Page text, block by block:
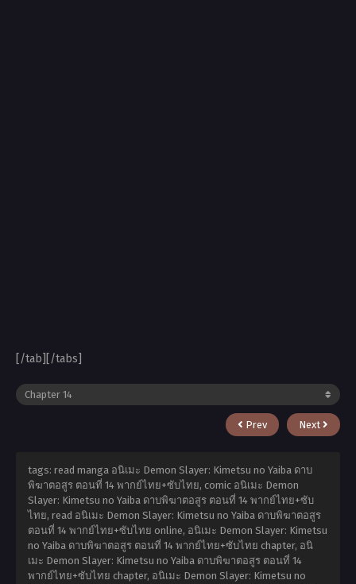
[/tab][/tabs]
Prev Next
tags: read manga อนิเมะ Demon Slayer: Kimetsu no Yaiba ดาบ
พิฆาตอสูร ตอนที่ 14 พากย์ไทย+ซับไทย, comic อนิเมะ Demon
Slayer: Kimetsu no Yaiba ดาบพิฆาตอสูร ตอนที่ 14 พากย์ไทย+ซับ
ไทย, read อนิเมะ Demon Slayer: Kimetsu no Yaiba ดาบพิฆาตอสูร
ตอนที่ 14 พากย์ไทย+ซับไทย online, อนิเมะ Demon Slayer: Kimetsu
no Yaiba ดาบพิฆาตอสูร ตอนที่ 14 พากย์ไทย+ซับไทย chapter, อนิ
เมะ Demon Slayer: Kimetsu no Yaiba ดาบพิฆาตอสูร ตอนที่ 14
พากย์ไทย+ซับไทย chapter, อนิเมะ Demon Slayer: Kimetsu no